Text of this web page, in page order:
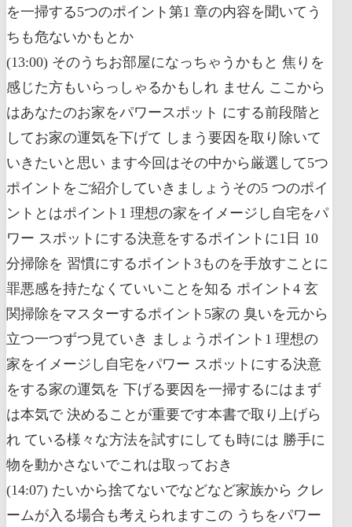
を一掃する5つのポイント第1 章の内容を聞いてう
ちも危ないかもとか
(13:00) そのうちお部屋になっちゃうかもと 焦りを
感じた方もいらっしゃるかもしれ ません ここから
はあなたのお家をパワースポット にする前段階と
してお家の運気を下げて しまう要因を取り除いて
いきたいと思い ます今回はその中から厳選して5つ
ポイントをご紹介していきましょうその5 つのポイ
ントとはポイント1 理想の家をイメージし自宅をパ
ワー スポットにする決意をするポイントに1日 10
分掃除を 習慣にするポイント3ものを手放すことに
罪悪感を持たなくていいことを知る ポイント4 玄
関掃除をマスターするポイント5家の 臭いを元から
立つ一つずつ見ていき ましょうポイント1 理想の
家をイメージし自宅をパワー スポットにする決意
をする家の運気を 下げる要因を一掃するにはまず
は本気で 決めることが重要です本書で取り上げら
れ ている様々な方法を試すにしても時には 勝手に
物を動かさないでこれは取っておき
(14:07) たいから捨てないでなどなど家族から クレ
ームが入る場合も考えられますこの うちをパワー